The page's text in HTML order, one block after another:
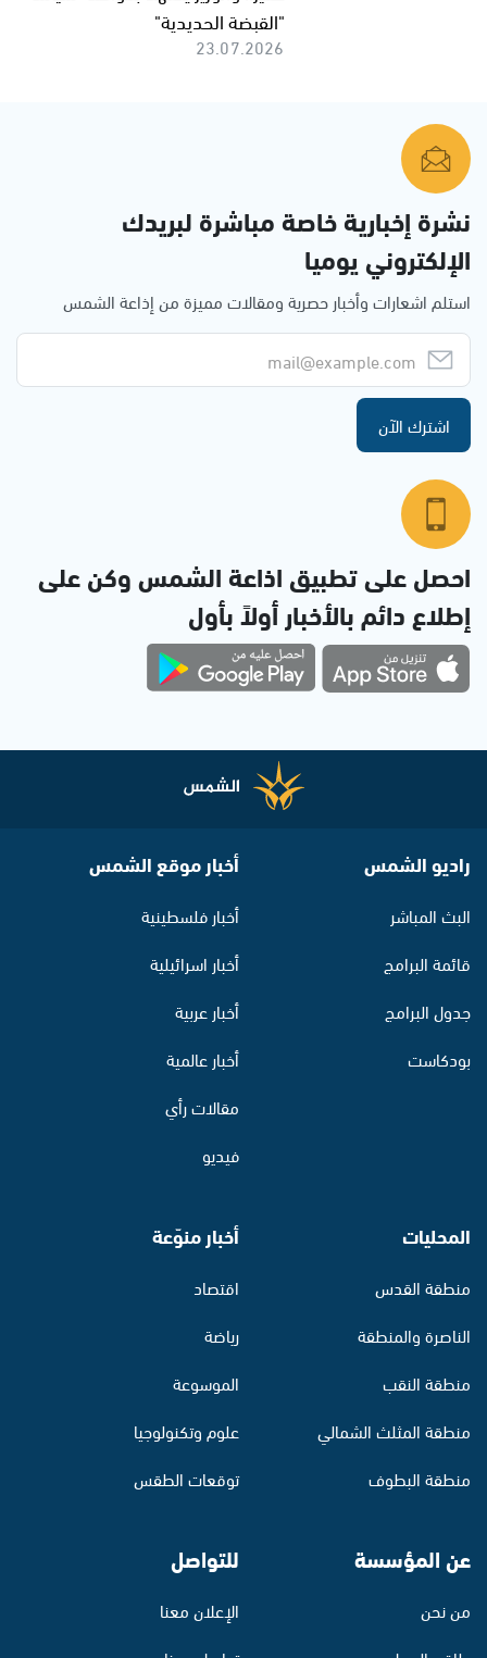
"القبضة الحديدية"
23.07.2026
نشرة إخبارية خاصة مباشرة لبريدك
الإلكتروني يوميا
استلم اشعارات وأخبار حصرية ومقالات مميزة من إذاعة الشمس
اشترك الآن
احصل على تطبيق اذاعة الشمس وكن على
إطلاع دائم بالأخبار أولاً بأول
راديو الشمس
البث المباشر
قائمة البرامج
جدول البرامج
بودكاست
أخبار موقع الشمس
أخبار فلسطينية
أخبار اسرائيلية
أخبار عربية
أخبار عالمية
مقالات رأي
فيديو
المحليات
منطقة القدس
الناصرة والمنطقة
منطقة النقب
منطقة المثلث الشمالي
منطقة البطوف
أخبار منوّعة
اقتصاد
رياضة
الموسوعة
علوم وتكنولوجيا
توقعات الطقس
عن المؤسسة
من نحن
للتواصل
الإعلان معنا